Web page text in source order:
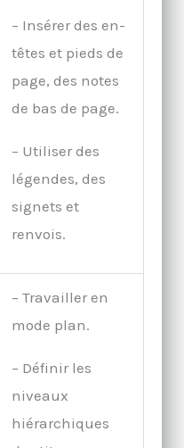
– Insérer des en-
têtes et pieds de
page, des notes
de bas de page.
– Utiliser des
légendes, des
signets et
renvois.
– Travailler en
mode plan.
– Définir les
niveaux
hiérarchiques